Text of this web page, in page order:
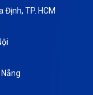
Định, TP. HCM